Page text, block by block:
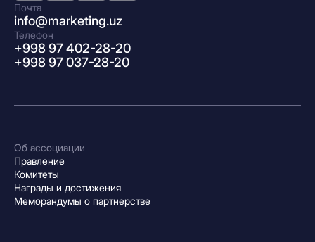
Почта
info@marketing.uz
Телефон
+998 97 402-28-20
+998 97 037-28-20
Об ассоциации
Правление
Комитеты
Награды и достижения
Меморандумы о партнерстве